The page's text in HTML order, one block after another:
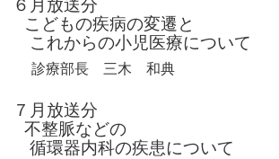
６月放送分
こどもの疾病の変遷と
これからの小児医療について
診療部長 三木 和典
７月放送分
不整脈などの
循環器内科の疾患について